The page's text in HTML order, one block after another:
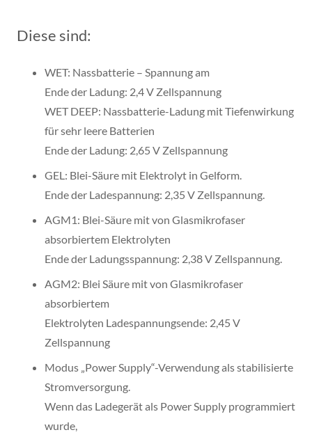
Diese sind:
WET: Nassbatterie – Spannung am
Ende der Ladung: 2,4 V Zellspannung
WET DEEP: Nassbatterie-Ladung mit Tiefenwirkung
für sehr leere Batterien
Ende der Ladung: 2,65 V Zellspannung
GEL: Blei-Säure mit Elektrolyt in Gelform.
Ende der Ladespannung: 2,35 V Zellspannung.
AGM1: Blei-Säure mit von Glasmikrofaser
absorbiertem Elektrolyten
Ende der Ladungsspannung: 2,38 V Zellspannung.
AGM2: Blei Säure mit von Glasmikrofaser
absorbiertem
Elektrolyten Ladespannungsende: 2,45 V
Zellspannung
Modus „Power Supply“-Verwendung als stabilisierte
Stromversorgung.
Wenn das Ladegerät als Power Supply programmiert
wurde,